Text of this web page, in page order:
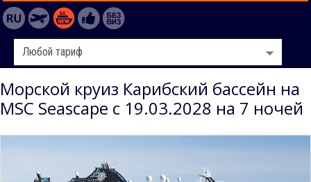
Морской круиз Карибский бассейн на
MSC Seascape с 19.03.2028 на 7 ночей